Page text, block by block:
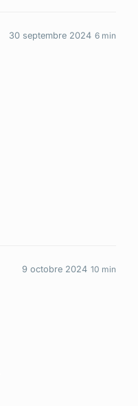
30 septembre 2024 6 min
9 octobre 2024 10 min